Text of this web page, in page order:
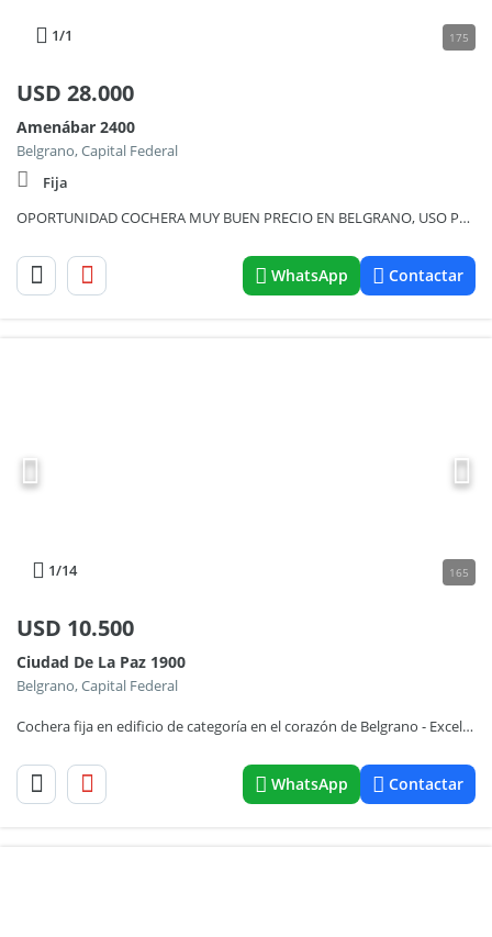
1/1 175
USD 28.000
Amenábar 2400
Belgrano, Capital Federal
Fija
OPORTUNIDAD COCHERA MUY BUEN PRECIO EN BELGRANO, USO PROPIO O RENTA IMPORTANTE, INVERSION
WhatsApp Contactar
1/14 165
USD 10.500
Ciudad De La Paz 1900
Belgrano, Capital Federal
Cochera fija en edificio de categoría en el corazón de Belgrano - Excelente ubicación
WhatsApp Contactar